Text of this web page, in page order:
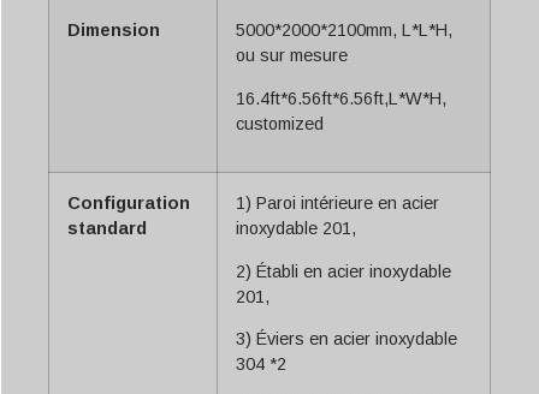
Dimension
5000*2000*2100mm, L*L*H,
ou sur mesure
16.4ft*6.56ft*6.56ft,L*W*H,
customized
Configuration
standard
1) Paroi intérieure en acier
inoxydable 201,
2) Établi en acier inoxydable
201,
3) Éviers en acier inoxydable
304 *2